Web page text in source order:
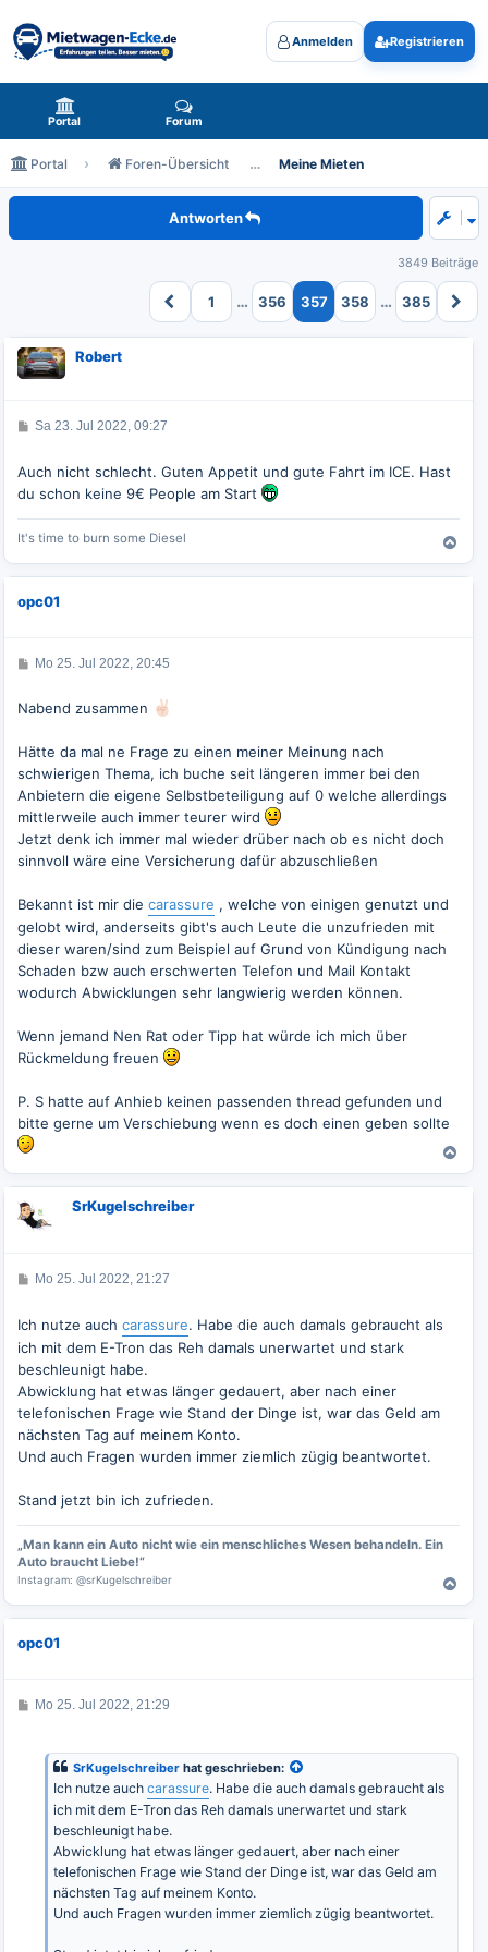
Mietwagen-Ecke.de - das Forum rund um Mietwagen Anmelden Registrieren
Portal Forum
Portal Foren-Übersicht Meine Mieten
Meine zukünftigen Mieten
Antworten
3849 Beiträge
1 … 356 357 358 … 385
Robert
B
t
a
Sa 23. Jul 2022, 09:27
Auch nicht schlecht. Guten Appetit und gute Fahrt im ICE. Hast
du schon keine 9€ People am Start
It's time to burn some Diesel
N
a
opc01
B
t
g
Mo 25. Jul 2022, 20:45
Nabend zusammen
Hätte da mal ne Frage zu einen meiner Meinung nach
schwierigen Thema, ich buche seit längeren immer bei den
Anbietern die eigene Selbstbeteiligung auf 0 welche allerdings
mittlerweile auch immer teurer wird
Jetzt denk ich immer mal wieder drüber nach ob es nicht doch
sinnvoll wäre eine Versicherung dafür abzuschließen
Bekannt ist mir die carassure , welche von einigen genutzt und
gelobt wird, anderseits gibt's auch Leute die unzufrieden mit
dieser waren/sind zum Beispiel auf Grund von Kündigung nach
Schaden bzw auch erschwerten Telefon und Mail Kontakt
wodurch Abwicklungen sehr langwierig werden können.
Wenn jemand Nen Rat oder Tipp hat würde ich mich über
Rückmeldung freuen
P. S hatte auf Anhieb keinen passenden thread gefunden und
bitte gerne um Verschiebung wenn es doch einen geben sollte
N
SrKugelschreiber
B
t
a
g
Mo 25. Jul 2022, 21:27
Ich nutze auch carassure. Habe die auch damals gebraucht als
ich mit dem E-Tron das Reh damals unerwartet und stark
beschleunigt habe.
Abwicklung hat etwas länger gedauert, aber nach einer
telefonischen Frage wie Stand der Dinge ist, war das Geld am
nächsten Tag auf meinem Konto.
Und auch Fragen wurden immer ziemlich zügig beantwortet.
Stand jetzt bin ich zufrieden.
„Man kann ein Auto nicht wie ein menschliches Wesen behandeln. Ein
Auto braucht Liebe!“
Instagram: @srKugelschreiber
N
a
opc01
BMo 25. Jul 2022, 21:29
SrKugelschreiber hat geschrieben:
Ich nutze auch carassure. Habe die auch damals gebraucht als
ich mit dem E-Tron das Reh damals unerwartet und stark
beschleunigt habe.
Abwicklung hat etwas länger gedauert, aber nach einer
telefonischen Frage wie Stand der Dinge ist, war das Geld am
nächsten Tag auf meinem Konto.
Und auch Fragen wurden immer ziemlich zügig beantwortet.